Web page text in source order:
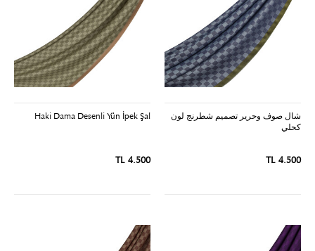
شال صوف وحرير تصميم شطرنج لون
كحلي
4.500 TL
Haki Dama Desenli Yün İpek Şal
4.500 TL